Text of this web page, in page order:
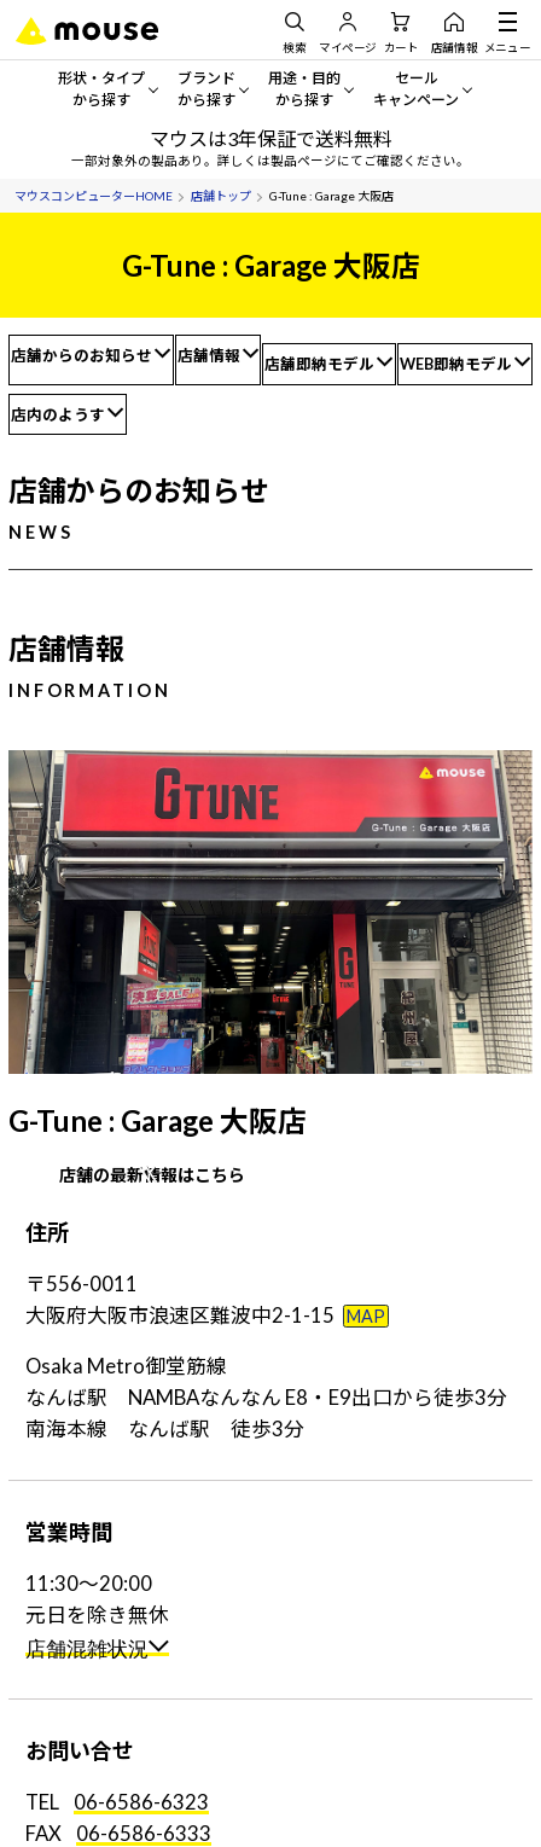
検索 マイページ カート 店舗情報 メニュー
形状・タイプ
から探す
形状・タイプから探す をすべてみる
デスクトップPC
ノートPC
タブレットPC
ワークステーション
ディスプレイ
ブランド
から探す
mouse
G TUNE
NEXTGEAR
DAIV
Windows 11|Copilot+ PC
用途・目的
から探す
一般向けパソコン
ゲーミングPC・ゲーム向けパソコン
クリエイティブ向け
ビジネス向けパソコン
セール
キャンペーン
セール・キャンペーン
期間限定セール
アウトレットパソコン
おすすめ目玉パソコン
今イチオシのパソコンをピッ
マウスは3年保証で送料無料
一部対象外の製品あり。詳しくは製品ページにてご確認ください。
マウスコンピューターHOME 店舗トップ G-Tune : Garage 大阪店
G-Tune : Garage 大阪店
店舗からのお知らせ 店舗情報 店舗即納モデル WEB即納モデル
店内のようす
店舗からのお知らせ
NEWS
店舗情報
INFORMATION
G-Tune : Garage 大阪店
店舗の最新情報はこちら
住所
〒556-0011
大阪府大阪市浪速区難波中2-1-15
MAP
Osaka Metro御堂筋線
なんば駅 NAMBAなんなん E8・E9出口から徒歩3分
南海本線 なんば駅 徒歩3分
営業時間
11:30～20:00
元日を除き無休
店舗混雑状況
お問い合せ
TEL 06-6586-6323
FAX 06-6586-6333